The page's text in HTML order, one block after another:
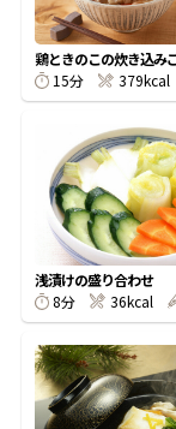
『踊り節』
だし粉
鶏ときのこの炊き込み
15分
379kcal
浅漬けの盛り合わせ
8分
36kcal